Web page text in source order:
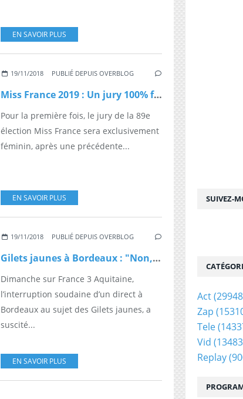
EN SAVOIR PLUS
19/11/2018 PUBLIÉ DEPUIS OVERBLOG
Miss France 2019 : Un jury 100% féminin pour la première fois
Pour la première fois, le jury de la 89e
élection Miss France sera exclusivement
féminin, après une précédente...
EN SAVOIR PLUS
19/11/2018 PUBLIÉ DEPUIS OVERBLOG
Gilets jaunes à Bordeaux : "Non, à France 3, on ne censure pas"
Dimanche sur France 3 Aquitaine,
l’interruption soudaine d’un direct à
Bordeaux au sujet des Gilets jaunes, a
suscité...
EN SAVOIR PLUS
SUIVEZ-
Act
Zap
Tele
Vid
Replay